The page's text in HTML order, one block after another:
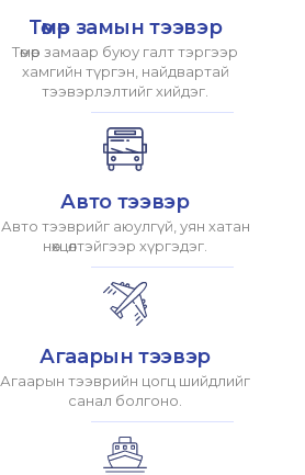
Төмөр замын тээвэр
Төмөр замаар буюу галт тэргээр
хамгийн түргэн, найдвартай
тээвэрлэлтийг хийдэг.
Авто тээвэр
Авто тээврийг аюулгүй, уян хатан
нөхцөлтэйгээр хүргэдэг.
Агаарын тээвэр
Агаарын тээврийн цогц шийдлийг
санал болгоно.